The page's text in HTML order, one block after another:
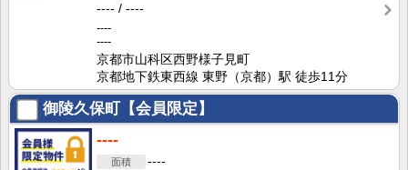
----
----
----
----
京都市山科区西野様子見町
京都地下鉄東西線 東野（京都）駅 徒歩11分
御陵久保町【会員限定】
----
----